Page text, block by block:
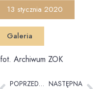
13 stycznia 2020
Galeria
fot. Archiwum ZOK
POPRZEDNIA NASTĘPNA